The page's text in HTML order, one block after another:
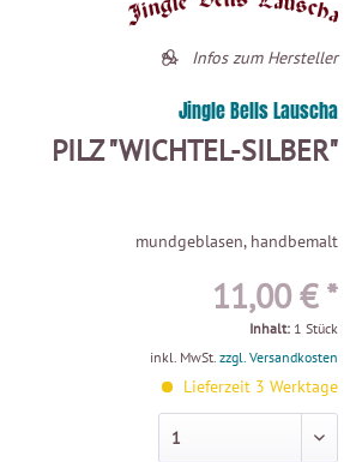
Infos zum Hersteller
Jingle Bells Lauscha
PILZ "WICHTEL-SILBER"
mundgeblasen, handbemalt
11,00 € *
Inhalt: 1 Stück
inkl. MwSt. zzgl. Versandkosten
Lieferzeit 3 Werktage